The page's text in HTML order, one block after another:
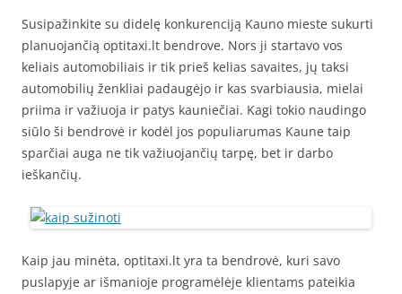
Susipažinkite su didelę konkurenciją Kauno mieste sukurti
planuojančią optitaxi.lt bendrove. Nors ji startavo vos
keliais automobiliais ir tik prieš kelias savaites, jų taksi
automobilių ženkliai padaugėjo ir kas svarbiausia, mielai
priima ir važiuoja ir patys kauniečiai. Kagi tokio naudingo
siūlo ši bendrovė ir kodėl jos populiarumas Kaune taip
sparčiai auga ne tik važiuojančių tarpę, bet ir darbo
ieškančių.
Kaip jau minėta, optitaxi.lt yra ta bendrovė, kuri savo
puslapyje ar išmanioje programėlėje klientams pateikia